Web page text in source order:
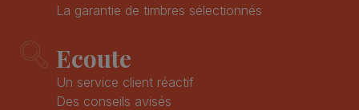
La garantie de timbres sélectionnés
Ecoute
Un service client réactif
Des conseils avisés